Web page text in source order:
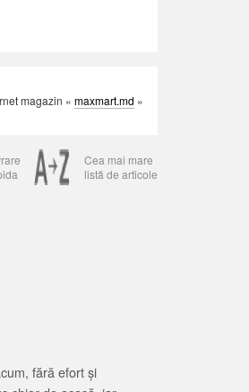
magazin « maxmart.md »
Cea mai mare
listă de articole
fără efort și